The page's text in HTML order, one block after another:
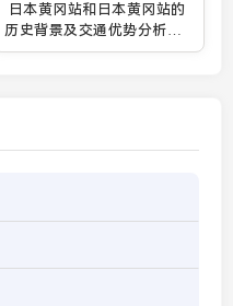
日本黄冈站和日本黄冈站的
历史背景及交通优势分析：
为什么这个站点如此重要？